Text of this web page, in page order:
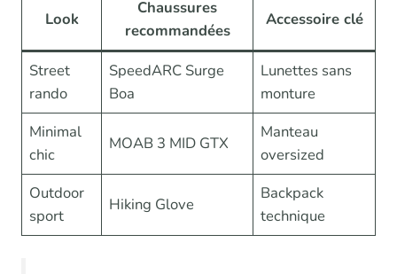
Look
Chaussures
recommandées
Accessoire clé
Street
rando
SpeedARC Surge
Boa
Lunettes sans
monture
Minimal
chic
MOAB 3 MID GTX
Manteau
oversized
Outdoor
sport
Hiking Glove
Backpack
technique